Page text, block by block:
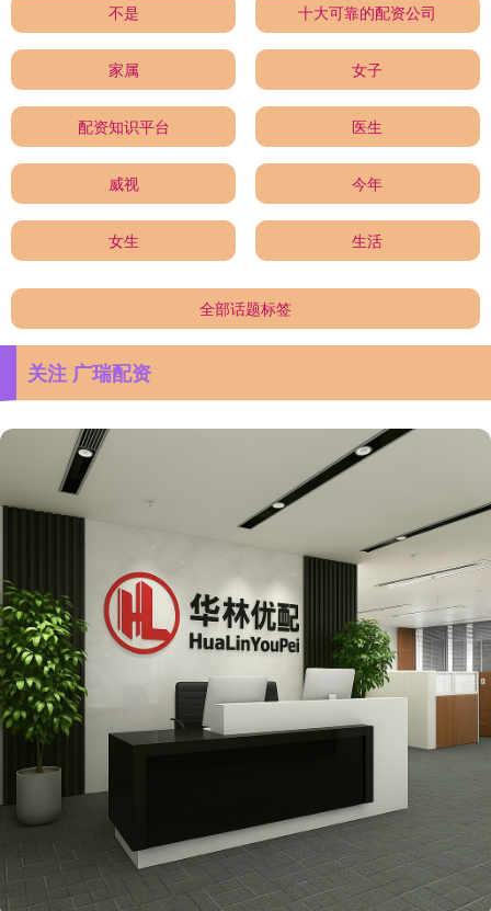
不是 十大可靠的配资公司
家属 女子
配资知识平台 医生
威视 今年
女生 生活
全部话题标签
关注 广瑞配资